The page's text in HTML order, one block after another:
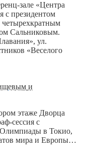
зале «Центра
с президентом
четырехкратным
Сальниковым.
ул.
«Веселого
и
этаже Дворца
сессия с
в Токио,
мира и Европы…